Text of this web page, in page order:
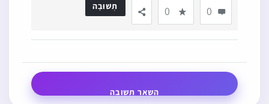
0
0 תְשׁוּבָה
השאר תשובה